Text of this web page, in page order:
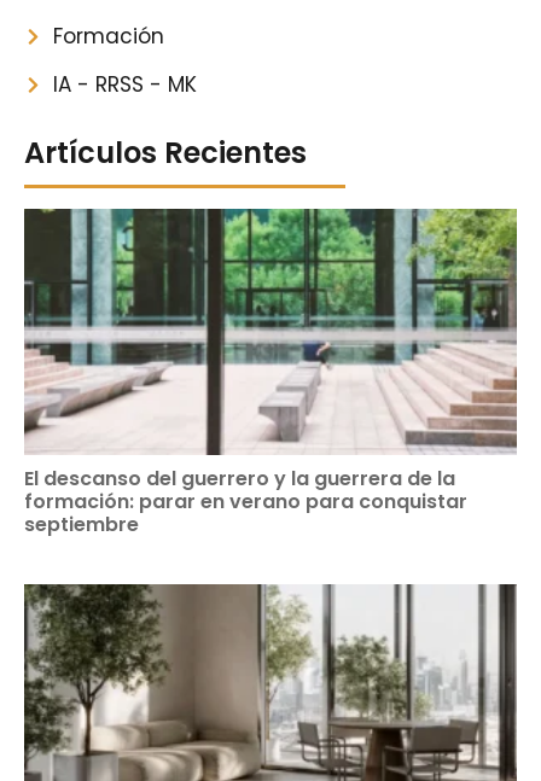
Artículos Recientes
El descanso del guerrero y la guerrera de la
formación: parar en verano para conquistar
septiembre
Formación
IA - RRSS - MK